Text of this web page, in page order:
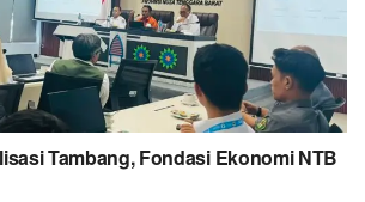
Tambang, Fondasi Ekonomi NTB